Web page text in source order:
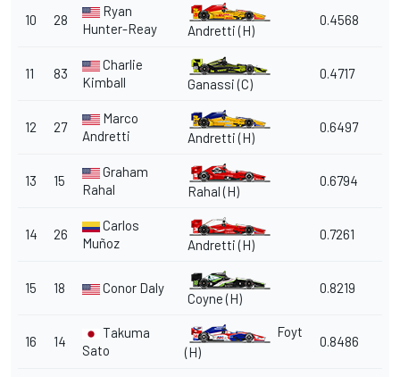
10 28
Ryan
Hunter-Reay
Andretti (H)
0.4568
11 83
Charlie
Kimball
Ganassi (C)
0.4717
12 27
Marco
Andretti
Andretti (H)
0.6497
13 15
Graham
Rahal
Rahal (H)
0.6794
14 26
Carlos
Muñoz
Andretti (H)
0.7261
15 18 Conor Daly
Coyne (H)
0.8219
16 14
Takuma
Sato
Foyt
(H)
0.8486